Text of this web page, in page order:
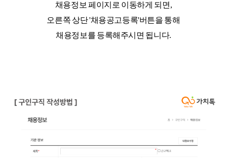
채용정보 페이지로 이동하게 되면,
오른쪽 상단 '채용공고등록'버튼을 통해
채용정보를 등록해주시면 됩니다.